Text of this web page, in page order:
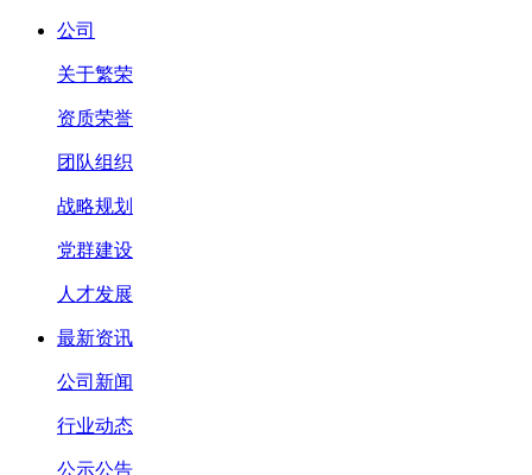
公司
关于繁荣
资质荣誉
团队组织
战略规划
党群建设
人才发展
最新资讯
公司新闻
行业动态
公示公告